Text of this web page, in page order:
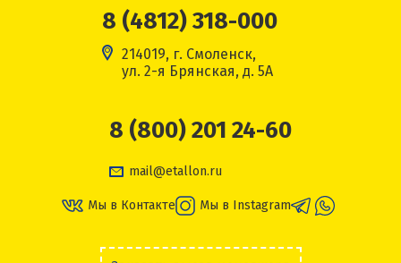
8 (4812) 318-000
214019, г. Смоленск,
ул. 2-я Брянская, д. 5А
8 (800) 201 24-60
mail@etallon.ru
Мы в Контакте Мы в Instagram